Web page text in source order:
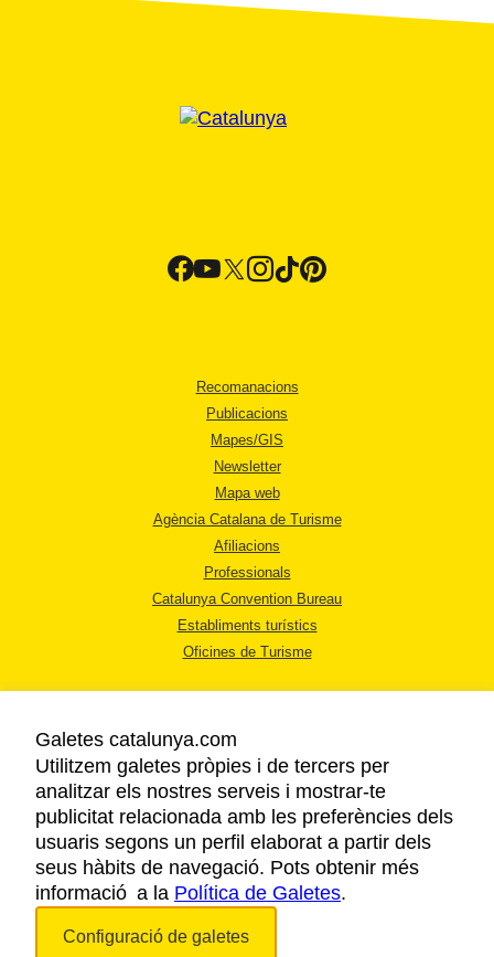
Recomanacions
Publicacions
Mapes/GIS
Newsletter
Mapa web
Agència Catalana de Turisme
Afiliacions
Professionals
Catalunya Convention Bureau
Establiments turístics
Oficines de Turisme
AVÍS LEGAL
POLÍTICA DE PRIVACITAT
COOKIES
ACCESSIBILITAT
Galetes catalunya.com
Utilitzem galetes pròpies i de tercers per
analitzar els nostres serveis i mostrar-te
publicitat relacionada amb les preferències dels
usuaris segons un perfil elaborat a partir dels
seus hàbits de navegació. Pots obtenir més
informació a la Política de Galetes.
Configuració de galetes